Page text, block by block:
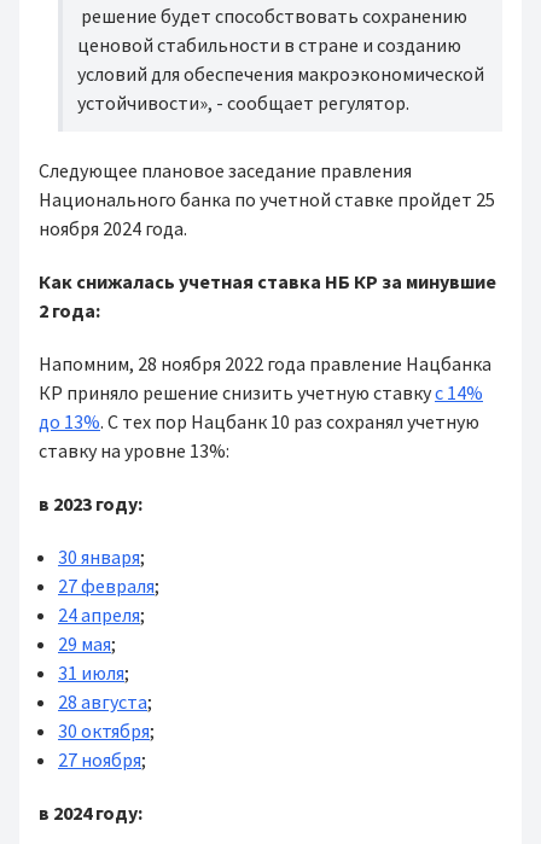
решение будет способствовать сохранению
ценовой стабильности в стране и созданию
условий для обеспечения макроэкономической
устойчивости», - сообщает регулятор.
Следующее плановое заседание правления
Национального банка по учетной ставке пройдет 25
ноября 2024 года.
Как снижалась учетная ставка НБ КР за минувшие
2 года:
Напомним, 28 ноября 2022 года правление Нацбанка
КР приняло решение снизить учетную ставкус 14%
до 13%. С тех пор Нацбанк 10 раз сохранял учетную
ставку на уровне 13%:
в 2023 году:
30 января;
27 февраля;
24 апреля;
29 мая;
31 июля;
28 августа;
30 октября;
27 ноября;
в 2024 году: